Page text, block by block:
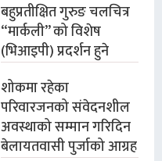
बहुप्रतीक्षित गुरुङ चलचित्र
“मार्कली” को विशेष
(भिआइपी) प्रदर्शन हुने
शोकमा रहेका
परिवारजनको संवेदनशील
अवस्थाको सम्मान गरिदिन
बेलायतवासी पुर्जाको आग्रह